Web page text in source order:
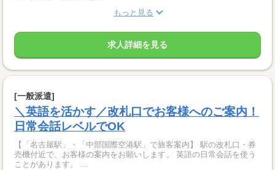
もっと見る
求人詳細を見る
[一般派遣]
＼英語を活かす／改札口でお客様へのご案内！
日常会話レベルでOK
【「名古屋駅」・「中部国際空港駅」で旅客案内】 駅の改札口・券
売機付近で、お客様の案内をお願いします。 英語の日常会話を使う
ことがあります。 ...